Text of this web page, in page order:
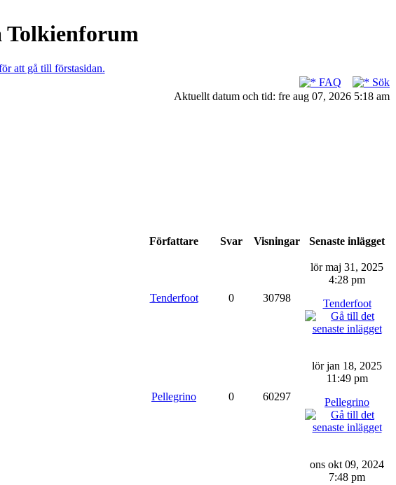
Tolkienforum
att gå till förstasidan.
FAQ
Sök
Aktuellt datum och tid: fre aug 07, 2026 5:18 am
Författare Svar Visningar Senaste inlägget
Tenderfoot 0 30798
lör maj 31, 2025
4:28 pm
Tenderfoot
Pellegrino 0 60297
lör jan 18, 2025
11:49 pm
Pellegrino
ons okt 09, 2024
7:48 pm